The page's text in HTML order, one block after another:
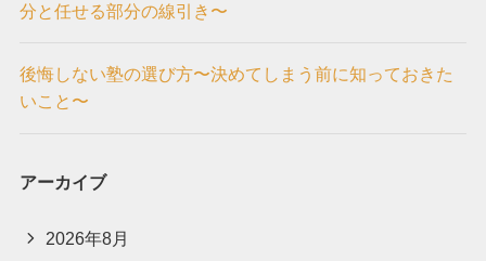
分と任せる部分の線引き〜
後悔しない塾の選び方〜決めてしまう前に知っておきた
いこと〜
アーカイブ
2026年8月